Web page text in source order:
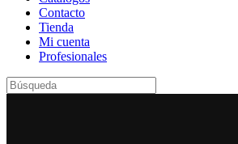
Contacto
Tienda
Mi cuenta
Profesionales